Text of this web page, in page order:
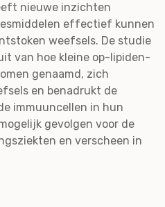
nieuwe inzichten
effectief kunnen
weefsels. De studie
van hoe kleine op-lipiden-
genaamd, zich
en benadrukt de
immuuncellen in hun
gevolgen voor de
en verscheen in